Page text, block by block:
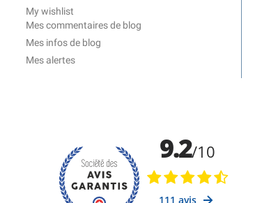
My wishlist
Mes commentaires de blog
Mes infos de blog
Mes alertes